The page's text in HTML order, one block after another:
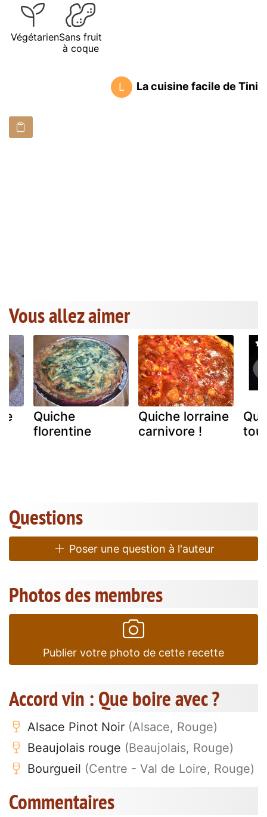
VégétarienSans fruit
à coque
L La cuisine facile de Tini
Vous allez aimer
Quiche
florentine
Quiche lorraine
carnivore !
Questions
Poser une question à l'auteur
Photos des membres
Publier votre photo de cette recette
Accord vin : Que boire avec ?
Alsace Pinot Noir (Alsace, Rouge)
Beaujolais rouge (Beaujolais, Rouge)
Bourgueil (Centre - Val de Loire, Rouge)
Commentaires